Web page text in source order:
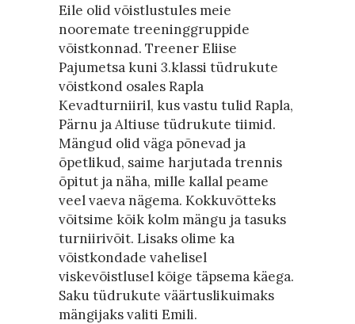
Eile olid võistlustules meie
nooremate treeninggruppide
võistkonnad. Treener Eliise
Pajumetsa kuni 3.klassi tüdrukute
võistkond osales Rapla
Kevadturniiril, kus vastu tulid Rapla,
Pärnu ja Altiuse tüdrukute tiimid.
Mängud olid väga põnevad ja
õpetlikud, saime harjutada trennis
õpitut ja näha, mille kallal peame
veel vaeva nägema. Kokkuvõtteks
võitsime kõik kolm mängu ja tasuks
turniirivõit. Lisaks olime ka
võistkondade vahelisel
viskevõistlusel kõige täpsema käega.
Saku tüdrukute väärtuslikuimaks
mängijaks valiti Emili.